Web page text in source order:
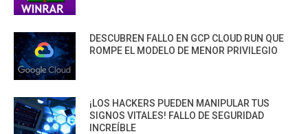
DESCUBREN FALLO EN GCP CLOUD RUN QUE
ROMPE EL MODELO DE MENOR PRIVILEGIO
¡LOS HACKERS PUEDEN MANIPULAR TUS
SIGNOS VITALES! FALLO DE SEGURIDAD
INCREÍBLE